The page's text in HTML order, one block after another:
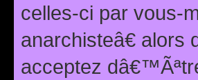
celles-ci par vous-
anarchisteâ€
acceptez